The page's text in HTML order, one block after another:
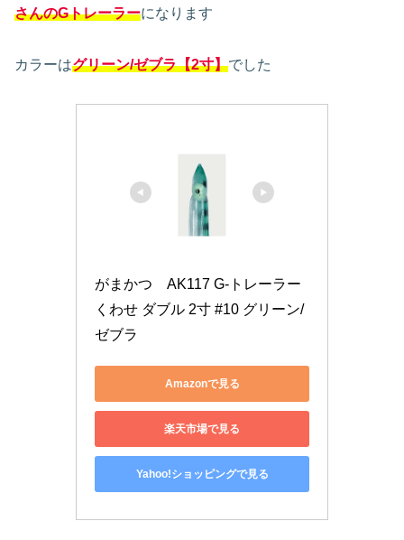
さんのGトレーラーになります
カラーはグリーン/ゼブラ【2寸】でした
がまかつ　AK117 G-トレーラー
くわせ ダブル 2寸 #10 グリーン/
ゼブラ
Amazonで見る
楽天市場で見る
Yahoo!ショッピングで見る